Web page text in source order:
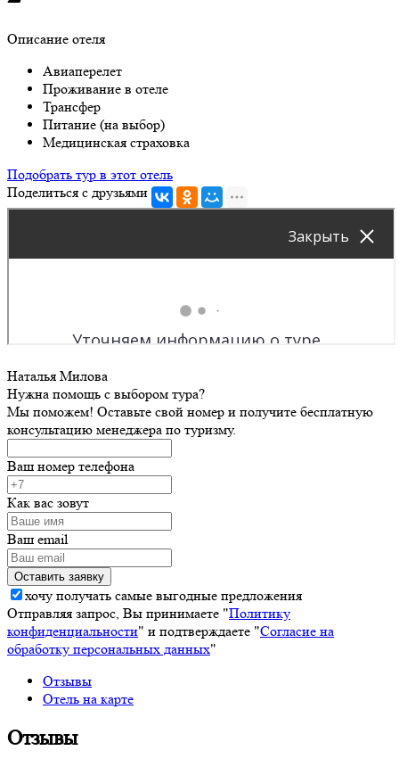
Описание отеля
Авиаперелет
Проживание в отеле
Трансфер
Питание (на выбор)
Медицинская страховка
Подобрать тур в этот отель
Поделиться с друзьями
Наталья Милова
Нужна помощь с выбором тура?
Мы поможем! Оставьте свой номер и получите бесплатную
консультацию менеджера по туризму.
Ваш номер телефона
Как вас зовут
Ваш email
хочу получать самые выгодные предложения
Отправляя запрос, Вы принимаете "Политику
конфиденциальности" и подтверждаете "Согласие на
обработку персональных данных"
Отзывы
Отель на карте
Отзывы